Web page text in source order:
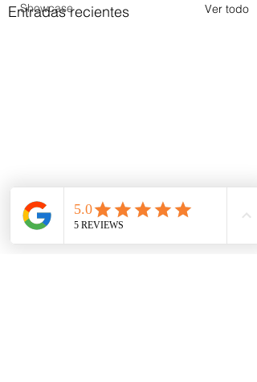
Showcase
Entradas recientes Ver todo